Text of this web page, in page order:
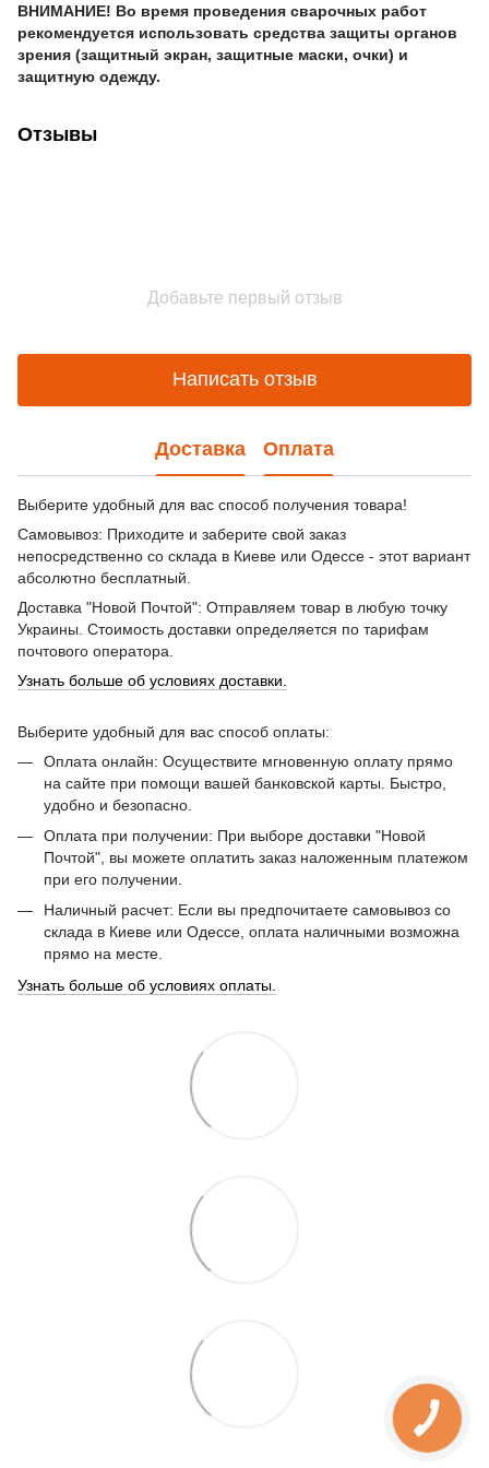
ВНИМАНИЕ! Во время проведения сварочных работ
рекомендуется использовать средства защиты органов
зрения (защитный экран, защитные маски, очки) и
защитную одежду.
Отзывы
Добавьте первый отзыв
Написать отзыв
Доставка Оплата
Выберите удобный для вас способ получения товара!
Самовывоз: Приходите и заберите свой заказ
непосредственно со склада в Киеве или Одессе - этот вариант
абсолютно бесплатный.
Доставка "Новой Почтой": Отправляем товар в любую точку
Украины. Стоимость доставки определяется по тарифам
почтового оператора.
Узнать больше об условиях доставки.
Выберите удобный для вас способ оплаты:
Оплата онлайн: Осуществите мгновенную оплату прямо
на сайте при помощи вашей банковской карты. Быстро,
удобно и безопасно.
Оплата при получении: При выборе доставки "Новой
Почтой", вы можете оплатить заказ наложенным платежом
при его получении.
Наличный расчет: Если вы предпочитаете самовывоз со
склада в Киеве или Одессе, оплата наличными возможна
прямо на месте.
Узнать больше об условиях оплаты.